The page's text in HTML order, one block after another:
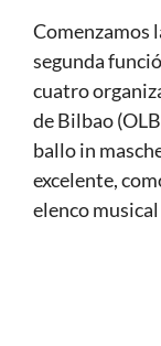
Comenzamos
segunda
cuatro
de Bilbao
ballo in
excelente,
elenco